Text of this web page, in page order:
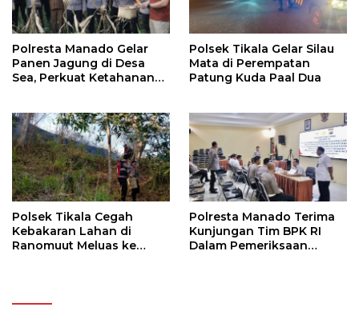
Polresta Manado Gelar
Panen Jagung di Desa
Sea, Perkuat Ketahanan
Polsek Tikala Gelar Silau
Mata di Perempatan
Patung Kuda Paal Dua
Polsek Tikala Cegah
Kebakaran Lahan di
Ranomuut Meluas ke
Polresta Manado Terima
Kunjungan Tim BPK RI
Dalam Pemeriksaan